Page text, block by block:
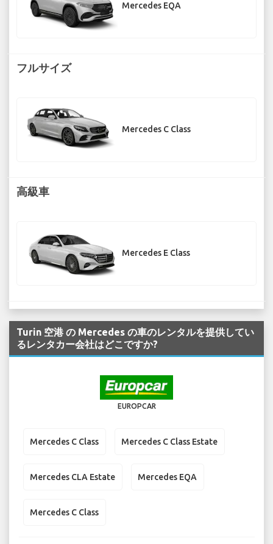
Mercedes EQA
フルサイズ
Mercedes C Class
高級車
Mercedes E Class
Turin 空港 の Mercedes の車のレンタルを提供してい
るレンタカー会社はどこですか?
EUROPCAR
Mercedes C Class Mercedes C Class Estate
Mercedes CLA Estate Mercedes EQA
Mercedes C Class